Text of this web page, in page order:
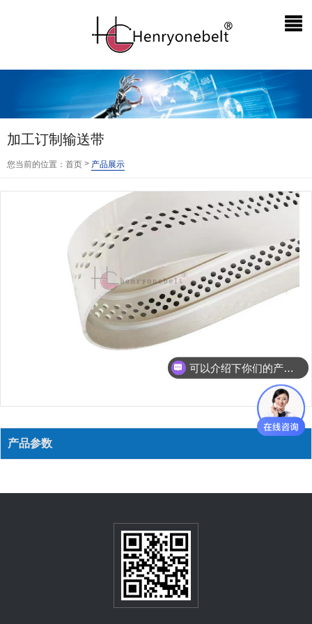
加工订制输送带
您当前的位置： 首页 > 产品展示
产品参数
可以介绍下你们的产品么？